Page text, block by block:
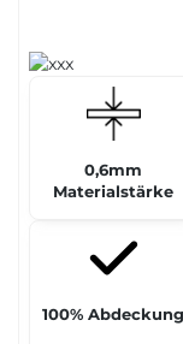
0,6mm
Materialstärke
100% Abdeckung